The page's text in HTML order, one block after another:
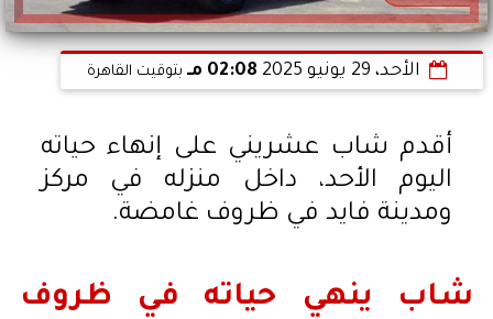
الأحد، 29 يونيو 2025 02:08 مـ بتوقيت القاهرة
أقدم شاب عشريني على إنهاء حياته
اليوم الأحد، داخل منزله في مركز
ومدينة فايد في ظروف غامضة.
شاب ينهي حياته في ظروف